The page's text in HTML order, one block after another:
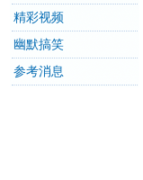
精彩视频
幽默搞笑
参考消息